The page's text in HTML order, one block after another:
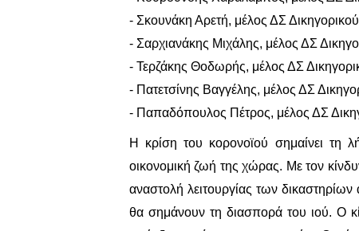
- Σκουνάκη Αρετή, μέλος ΔΣ
- Σαρχιανάκης Μιχάλης, μέλος ΔΣ
- Τερζάκης Θοδωρής, μέλος ΔΣ
- Πατετσίνης Βαγγέλης, μέλος ΔΣ
- Παπαδόπουλος Πέτρος, μέλος ΔΣ
Η κρίση του κορονοϊού σημαίνει τη
οικονομική ζωή της χώρας. Με τον
αναστολή λειτουργίας των
θα σημάνουν τη διασπορά του ιού. Ο